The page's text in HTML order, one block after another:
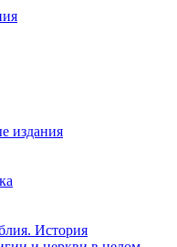
издания
История